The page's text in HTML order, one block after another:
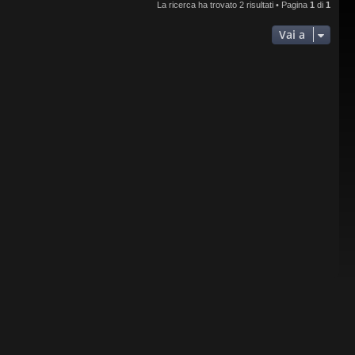
La ricerca ha trovato 2 risultati • Pagina 1 di 1
Vai a